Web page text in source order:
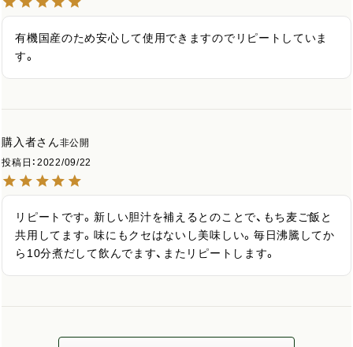
有機国産のため安心して使用できますのでリピートしていま
す。
購入者
非公開
投稿日
2022/09/22
リピートです。新しい胆汁を補えるとのことで、もち麦ご飯と
共用してます。味にもクセはないし美味しい。毎日沸騰してか
ら10分煮だして飲んでます、またリピートします。